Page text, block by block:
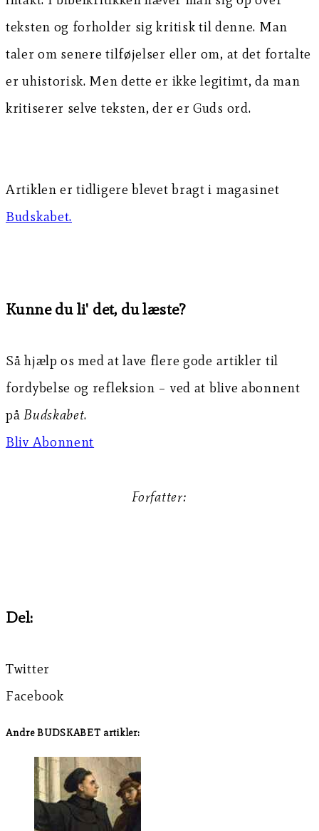
teksten og forholder sig kritisk til denne. Man
taler om senere tilføjelser eller om, at det fortalte
er uhistorisk. Men dette er ikke legitimt, da man
kritiserer selve teksten, der er Guds ord.
Artiklen er tidligere blevet bragt i magasinet
Budskabet.
Kunne du li' det, du læste?
Så hjælp os med at lave flere gode artikler til
fordybelse og refleksion – ved at blive abonnent
påBudskabet.
Bliv Abonnent
Forfatter:
Del:
Twitter
Facebook
Andre BUDSKABET artikler: